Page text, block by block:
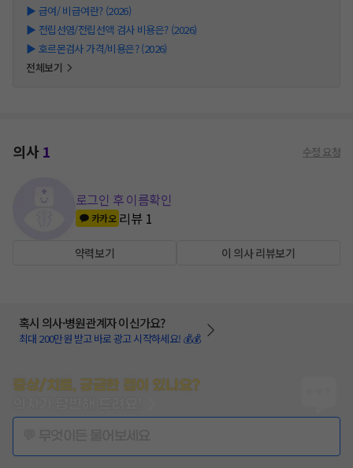
▶ 급여/ 비급여란? (2026)
▶ 전립선염/전립선액 검사 비용은? (2026)
▶ 호르몬검사 가격/비용은? (2026)
전체보기
의사1 수정 요청
로그인 후 이름확인
카카오 리뷰 1
약력보기 이 의사 리뷰보기
혹시 의사·병원관계자 이신가요?
최대 200만원 받고 바로 광고 시작하세요! 💰💰
증상/치료, 궁금한 점이 있나요?